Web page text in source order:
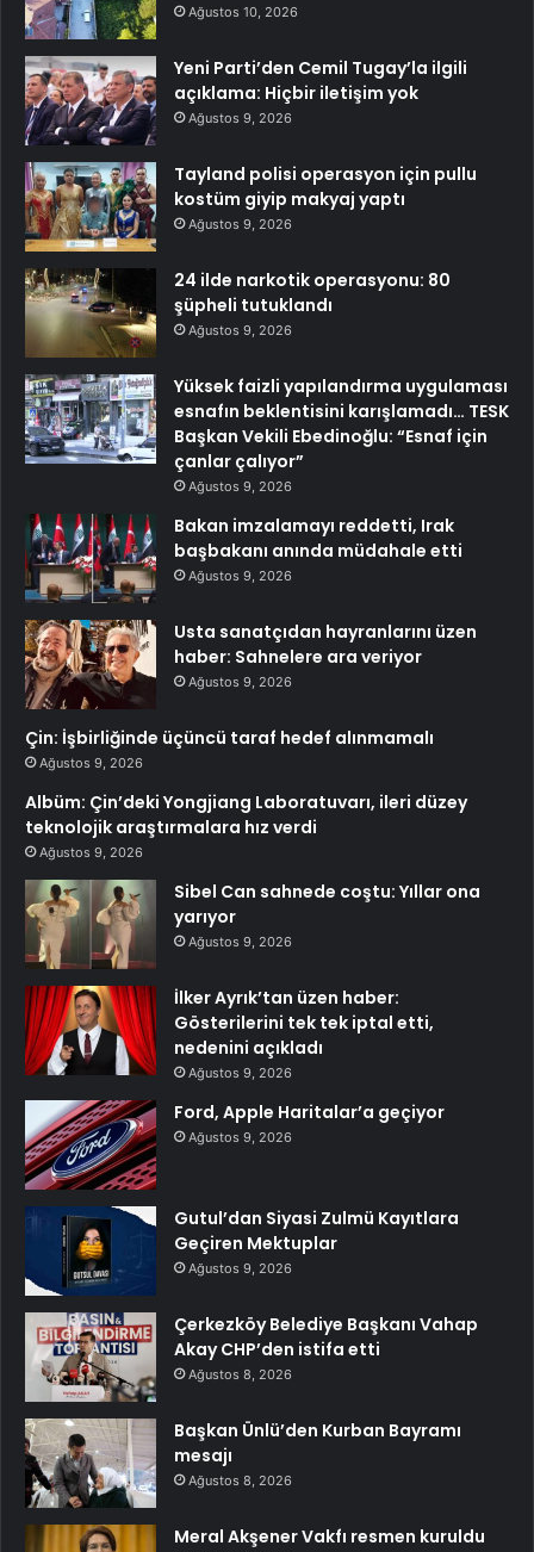
Ağustos 10, 2026
Yeni Parti’den Cemil Tugay’la ilgili
açıklama: Hiçbir iletişim yok
Ağustos 9, 2026
Tayland polisi operasyon için pullu
kostüm giyip makyaj yaptı
Ağustos 9, 2026
24 ilde narkotik operasyonu: 80
şüpheli tutuklandı
Ağustos 9, 2026
Yüksek faizli yapılandırma uygulaması
esnafın beklentisini karışlamadı… TESK
Başkan Vekili Ebedinoğlu: “Esnaf için
çanlar çalıyor”
Ağustos 9, 2026
Bakan imzalamayı reddetti, Irak
başbakanı anında müdahale etti
Ağustos 9, 2026
Usta sanatçıdan hayranlarını üzen
haber: Sahnelere ara veriyor
Ağustos 9, 2026
Çin: İşbirliğinde üçüncü taraf hedef alınmamalı
Ağustos 9, 2026
Albüm: Çin’deki Yongjiang Laboratuvarı, ileri düzey
teknolojik araştırmalara hız verdi
Ağustos 9, 2026
Sibel Can sahnede coştu: Yıllar ona
yarıyor
Ağustos 9, 2026
İlker Ayrık’tan üzen haber:
Gösterilerini tek tek iptal etti,
nedenini açıkladı
Ağustos 9, 2026
Ford, Apple Haritalar’a geçiyor
Ağustos 9, 2026
Gutul’dan Siyasi Zulmü Kayıtlara
Geçiren Mektuplar
Ağustos 9, 2026
Çerkezköy Belediye Başkanı Vahap
Akay CHP’den istifa etti
Ağustos 8, 2026
Başkan Ünlü’den Kurban Bayramı
mesajı
Ağustos 8, 2026
Meral Akşener Vakfı resmen kuruldu